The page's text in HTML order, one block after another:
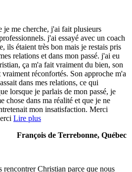
je me cherche, j'ai fait plusieurs
j'ai essayé avec un coach
ils étaient très bon mais je restais pris
relations et dans mon passé. j'ai eu
ça m'a fait vraiment du bien, son
vraiment réconfortés. Son approche m'a
dans mes relations, ce qui
lorsque je parlais de mon passé, je
chose dans ma réalité et que je ne
mon insatisfaction. Merci
Lire plus
François de Terrebonne, Québec
Christian parce que nous